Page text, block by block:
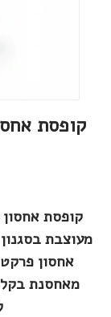
קופסת
קופסת
מעוצבת
אחסון